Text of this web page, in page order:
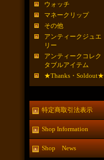
ウォッチ
マネークリップ
その他
アンティークジュエ
リー
アンティークコレク
タブルアイテム
★Thanks・Soldout★
特定商取引法表示
Shop Information
Shop News